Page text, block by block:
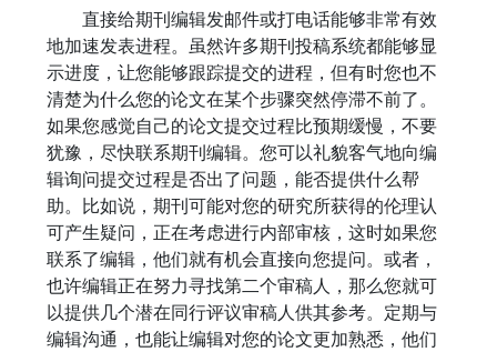
直接给期刊编辑发邮件或打电话能够非常有效
地加速发表进程。虽然许多期刊投稿系统都能够显
示进度，让您能够跟踪提交的进程，但有时您也不
清楚为什么您的论文在某个步骤突然停滞不前了。
如果您感觉自己的论文提交过程比预期缓慢，不要
犹豫，尽快联系期刊编辑。您可以礼貌客气地向编
辑询问提交过程是否出了问题，能否提供什么帮
助。比如说，期刊可能对您的研究所获得的伦理认
可产生疑问，正在考虑进行内部审核，这时如果您
联系了编辑，他们就有机会直接向您提问。或者，
也许编辑正在努力寻找第二个审稿人，那么您就可
以提供几个潜在同行评议审稿人供其参考。定期与
编辑沟通，也能让编辑对您的论文更加熟悉，他们